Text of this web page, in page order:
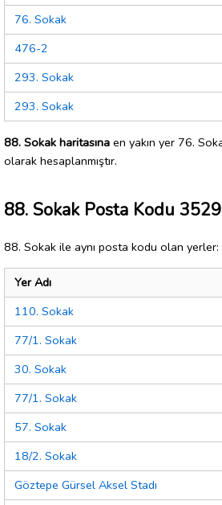
76. Sokak
476-2
293. Sokak
293. Sokak
88. Sokak haritasına en yakın yer 76.
olarak hesaplanmıştır.
88. Sokak Posta Kodu
88. Sokak ile aynı posta kodu olan yerler:
Yer Adı
110. Sokak
77/1. Sokak
30. Sokak
77/1. Sokak
57. Sokak
18/2. Sokak
Göztepe Gürsel Aksel Stadı